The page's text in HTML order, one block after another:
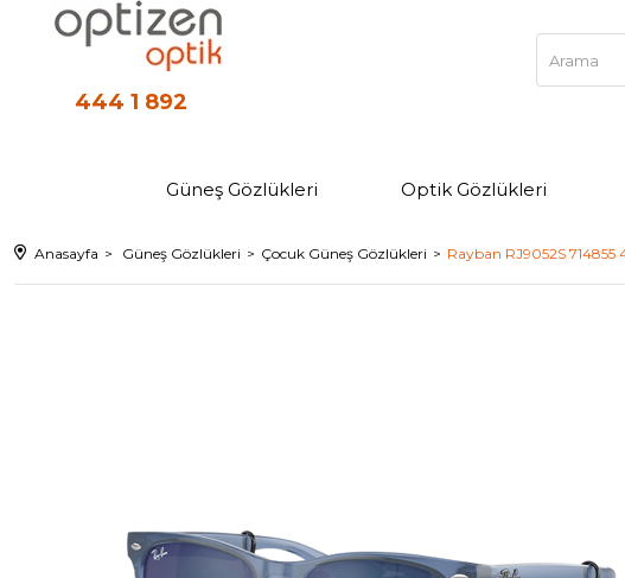
444 1 892
Güneş Gözlükleri Optik Gözlükleri
Anasayfa Güneş Gözlükleri Çocuk Güneş Gözlükleri Rayban RJ9052S